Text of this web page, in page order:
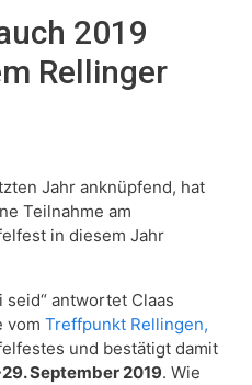
2019
Rellinger
Jahr anknüpfend, hat
Teilnahme am
in diesem Jahr
seid“ antwortet Claas
vom Treffpunkt Rellingen,
und bestätigt damit
September 2019. Wie